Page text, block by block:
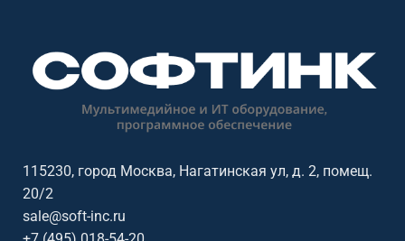
115230, город Москва, Нагатинская ул, д. 2, помещ.
20/2
sale@soft-inc.ru